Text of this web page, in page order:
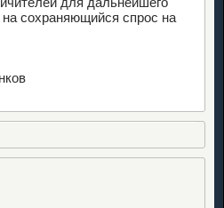
на сохраняющийся спрос на